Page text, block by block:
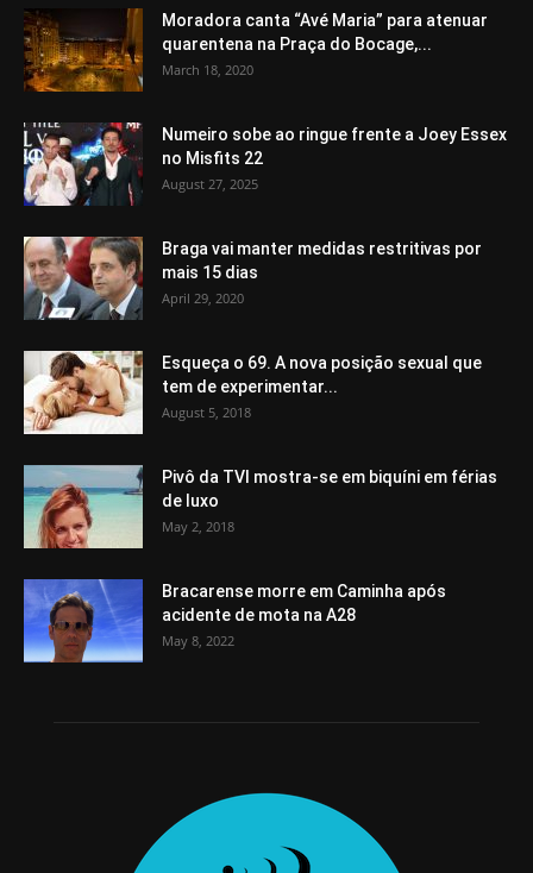
Moradora canta “Avé Maria” para atenuar
quarentena na Praça do Bocage,...
March 18, 2020
Numeiro sobe ao ringue frente a Joey Essex
no Misfits 22
August 27, 2025
Braga vai manter medidas restritivas por
mais 15 dias
April 29, 2020
Esqueça o 69. A nova posição sexual que
tem de experimentar...
August 5, 2018
Pivô da TVI mostra-se em biquíni em férias
de luxo
May 2, 2018
Bracarense morre em Caminha após
acidente de mota na A28
May 8, 2022